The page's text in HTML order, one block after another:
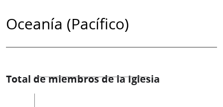
Oceanía (Pacífico)
Total de miembros de la Iglesia